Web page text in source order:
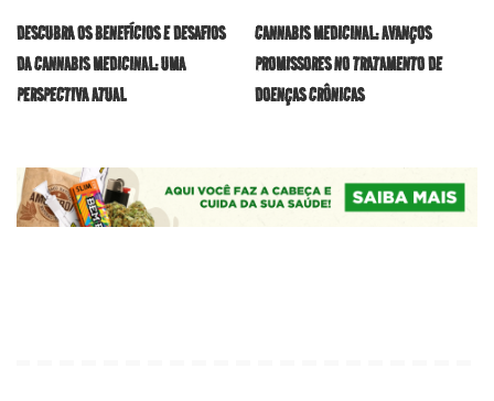
DESCUBRA OS BENEFÍCIOS E DESAFIOS
DA CANNABIS MEDICINAL: UMA
PERSPECTIVA ATUAL
CANNABIS MEDICINAL: AVANÇOS
PROMISSORES NO TRATAMENTO DE
DOENÇAS CRÔNICAS